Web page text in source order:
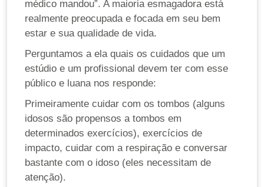
médico mandou”. A maioria esmagadora está
realmente preocupada e focada em seu bem
estar e sua qualidade de vida.
Perguntamos a ela quais os cuidados que um
estúdio e um profissional devem ter com esse
público e luana nos responde:
Primeiramente cuidar com os tombos (alguns
idosos são propensos a tombos em
determinados exercícios), exercícios de
impacto, cuidar com a respiração e conversar
bastante com o idoso (eles necessitam de
atenção).